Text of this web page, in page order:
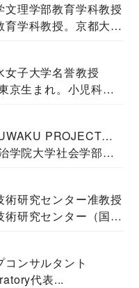
理学部教育学科教授
育学科教授。京都大学
女子大学名誉教授
京生まれ。小児科
PROJECT
覚士・社会福祉士
学院大学社会学部福
研究センター准教授
研究センター（国際
ンサルタント
代表...